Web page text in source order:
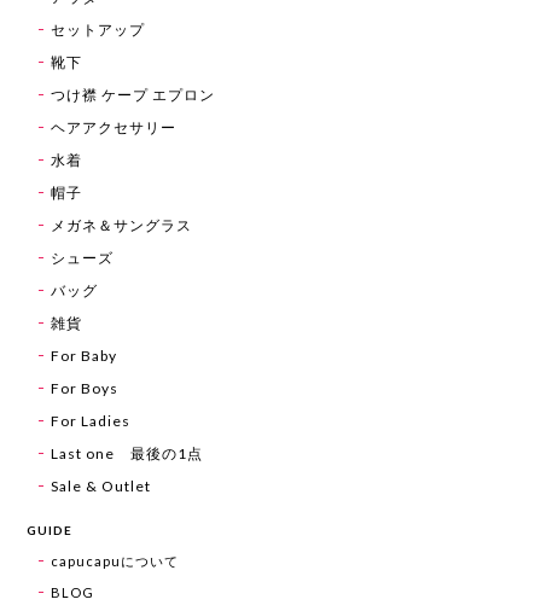
セットアップ
靴下
つけ襟 ケープ エプロン
ヘアアクセサリー
水着
帽子
メガネ＆サングラス
シューズ
バッグ
雑貨
For Baby
For Boys
For Ladies
Last one 最後の1点
Sale & Outlet
GUIDE
capucapuについて
BLOG